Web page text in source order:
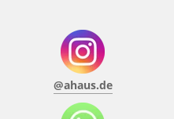
@ahaus.de